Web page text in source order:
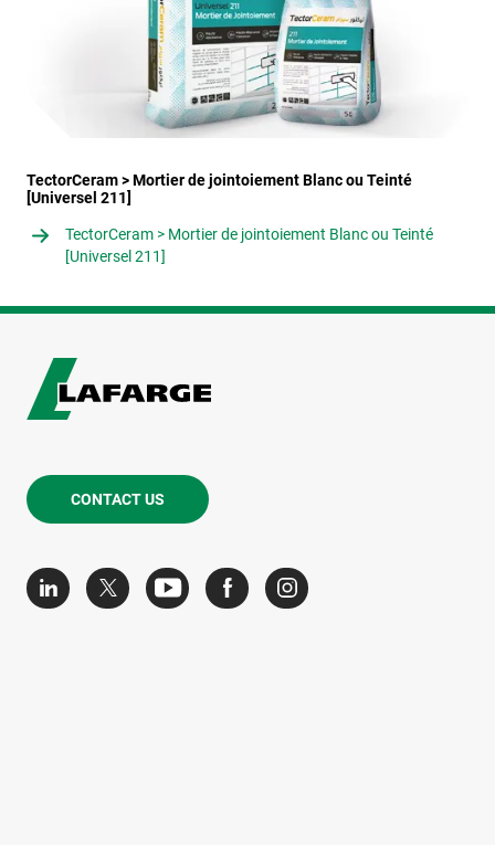
TectorCeram > Mortier de jointoiement Blanc ou Teinté
[Universel 211]
TectorCeram > Mortier de jointoiement Blanc ou Teinté
[Universel 211]
CONTACT US